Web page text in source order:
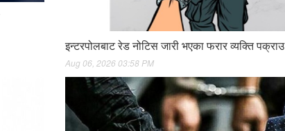
इन्टरपोलबाट रेड नोटिस जारी भएका फरार व्यक्ति पक्राउ
Aug 06, 2026 03:58 PM